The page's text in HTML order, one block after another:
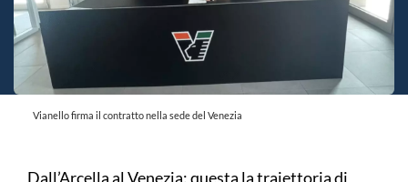
Vianello firma il contratto nella sede del Venezia
Dall’Arcella al Venezia: questa la traiettoria di